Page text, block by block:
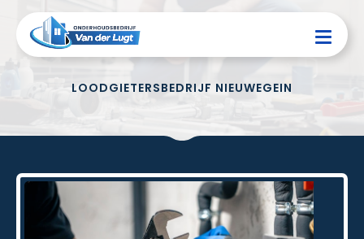
LOODGIETERSBEDRIJF NIEUWEGEIN